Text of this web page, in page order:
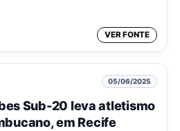
VER FONTE
05/06/2025
Sub-20 leva atletismo
em Recife